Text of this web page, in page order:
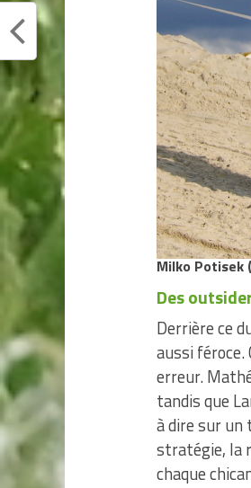
Milko Potisek
Des
Derrière ce
aussi
erreur.
tandis que
à dire sur un
stratégie, la
chaque